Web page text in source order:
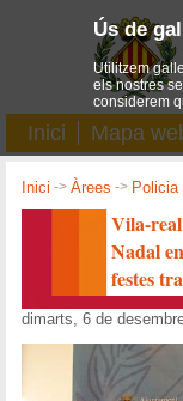
Inici Mapa
Inici ->Àrees -> Policia
Vila-
Nadal
festes
dimarts, 6 de
Ús de
Utilitzem
els nostres
considerem